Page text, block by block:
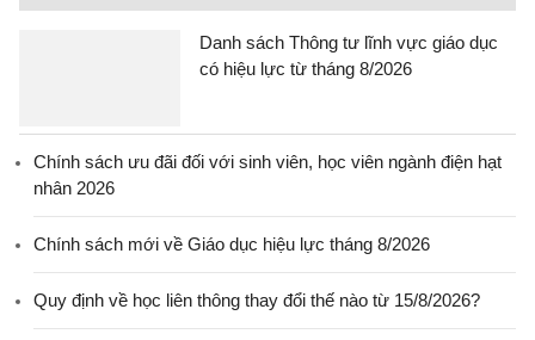
Danh sách Thông tư lĩnh vực giáo dục
có hiệu lực từ tháng 8/2026
Chính sách ưu đãi đối với sinh viên, học viên ngành điện hạt
nhân 2026
Chính sách mới về Giáo dục hiệu lực tháng 8/2026
Quy định về học liên thông thay đổi thế nào từ 15/8/2026?